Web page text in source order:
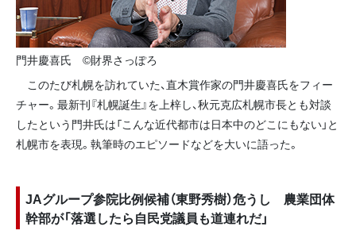
門井慶喜氏 ©財界さっぽろ
このたび札幌を訪れていた、直木賞作家の門井慶喜氏をフィー
チャー。最新刊『札幌誕生』を上梓し、秋元克広札幌市長とも対談
したという門井氏は「こんな近代都市は日本中のどこにもない」と
札幌市を表現。執筆時のエピソードなどを大いに語った。
JAグループ参院比例候補（東野秀樹）危うし 農業団体
幹部が「落選したら自民党議員も道連れだ」